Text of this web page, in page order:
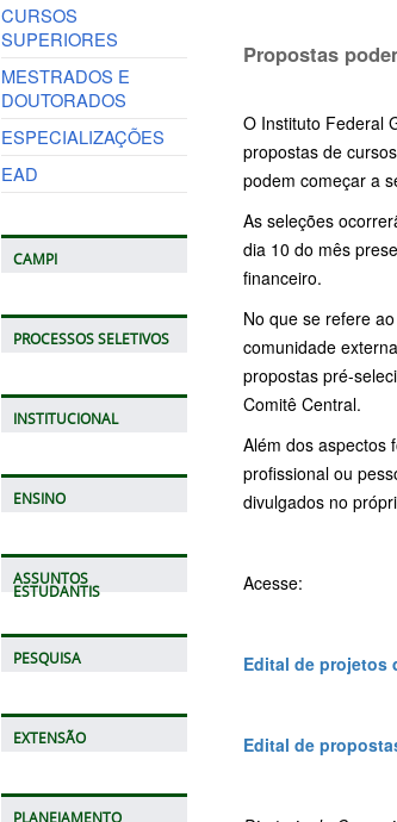
CURSOS
SUPERIORES
MESTRADOS E
DOUTORADOS
ESPECIALIZAÇÕES
EAD
CAMPI
PROCESSOS SELETIVOS
INSTITUCIONAL
ENSINO
ASSUNTOS
ESTUDANTIS
PESQUISA
EXTENSÃO
PLANEJAMENTO
Propostas
O Instituto Federal
propostas de
podem começar a
As seleções
dia 10 do mês
financeiro.
No que se refere
comunidade
propostas pré-
Comitê Central.
Além dos aspectos
profissional ou
divulgados no
Acesse:
Edital de projetos
Edital de